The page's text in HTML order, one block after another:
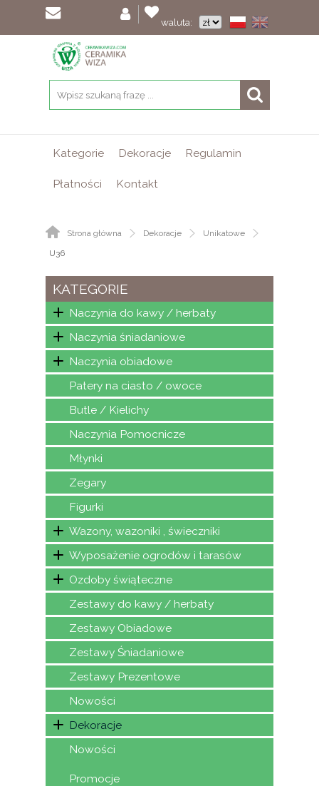
waluta:
Kategorie Dekoracje Regulamin
Płatności Kontakt
Strona główna Dekoracje
Unikatowe
U36
KATEGORIE
Naczynia do kawy / herbaty
Naczynia śniadaniowe
Naczynia obiadowe
Patery na ciasto / owoce
Butle / Kielichy
Naczynia Pomocnicze
Młynki
Zegary
Figurki
Wazony, wazoniki , świeczniki
Wyposażenie ogrodów i tarasów
Ozdoby świąteczne
Zestawy do kawy / herbaty
Zestawy Obiadowe
Zestawy Śniadaniowe
Zestawy Prezentowe
Nowości
Dekoracje
Nowości
Promocje